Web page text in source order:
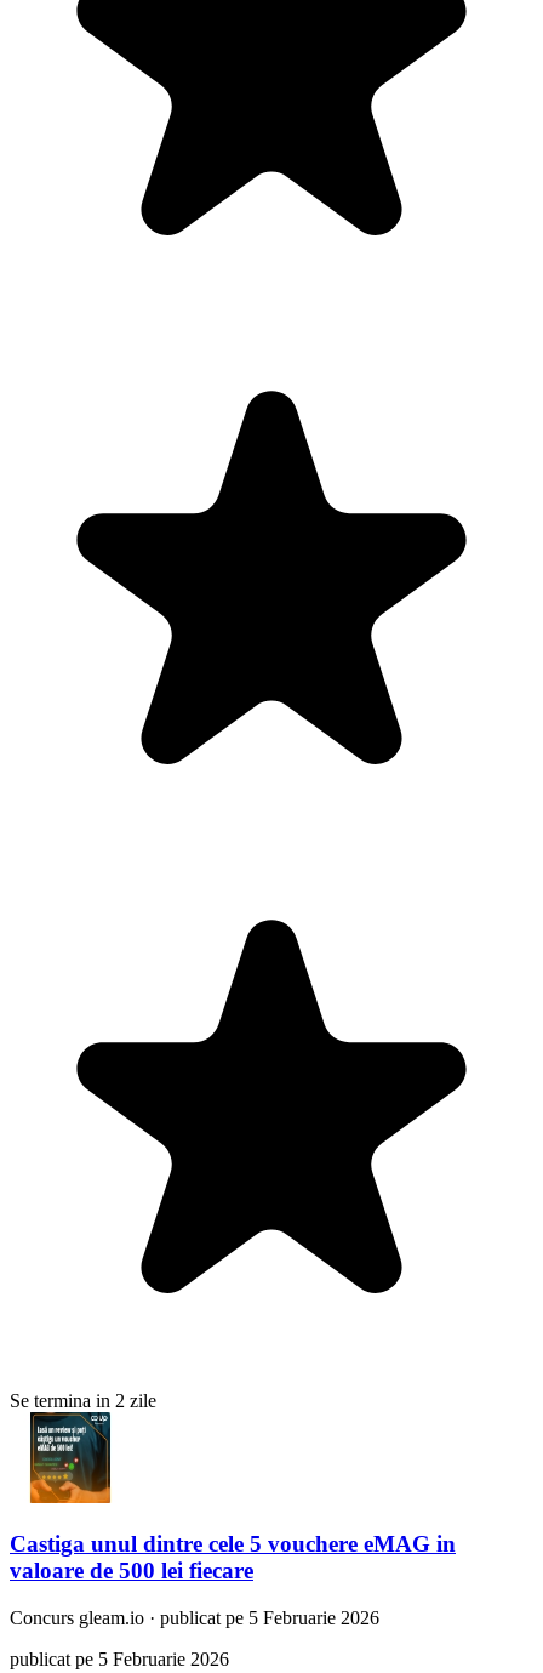
Se termina in 2 zile
Castiga unul dintre cele 5 vouchere eMAG in
valoare de 500 lei fiecare
Concurs gleam.io · publicat pe 5 Februarie 2026
publicat pe 5 Februarie 2026